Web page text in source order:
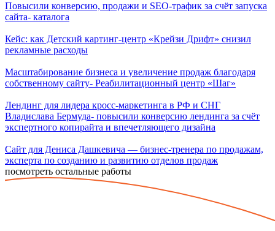
Повысили конверсию, продажи и SEO-трафик за счёт запуска
сайта- каталога
Кейс: как Детский картинг-центр «Крейзи Дрифт» снизил
рекламные расходы
Масштабирование бизнеса и увеличение продаж благодаря
собственному сайту- Реабилитационный центр «Шаг»
Лендинг для лидера кросс-маркетинга в РФ и СНГ
Владислава Бермуда- повысили конверсию лендинга за счёт
экспертного копирайта и впечетляющего дизайна
Сайт для Дениса Дашкевича — бизнес-тренера по продажам,
эксперта по созданию и развитию отделов продаж
посмотреть остальные работы